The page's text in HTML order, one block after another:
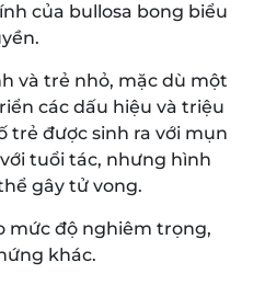
của bullosa bong biểu
và trẻ nhỏ, mặc dù một
các dấu hiệu và triệu
trẻ được sinh ra với mụn
tuổi tác, nhưng hình
gây tử vong.
mức độ nghiêm trọng,
khác.